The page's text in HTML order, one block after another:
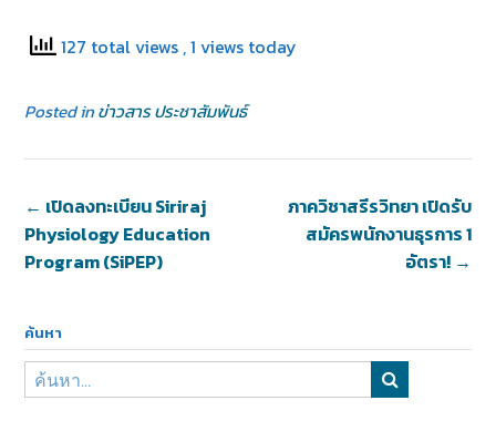
127 total views , 1 views today
Posted inข่าวสาร ประชาสัมพันธ์
ภาควิชาสรีรวิทยา เปิดรับ
สมัครพนักงานธุรการ 1
อัตรา! →
← เปิดลงทะเบียน Siriraj
Physiology Education
Program (SiPEP)
ค้นหา